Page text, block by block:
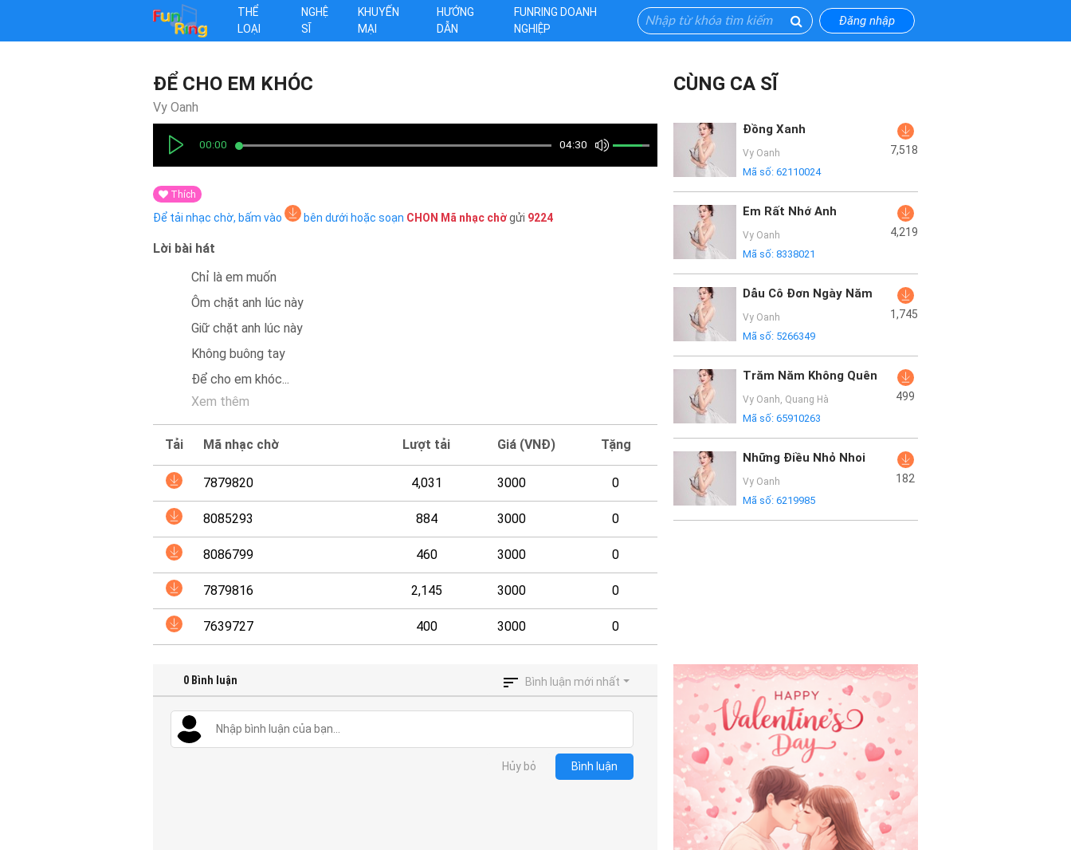
THỂ
LOẠI
NGHỆ
SĨ
KHUYẾN
MẠI
HƯỚNG
DẪN
FUNRING DOANH
NGHIỆP
Đăng nhập
ĐỂ CHO EM KHÓC
Vy Oanh
00:00 04:30
Thích
Để tải nhạc chờ, bấm vào bên dưới hoặc soạn CHON Mã nhạc chờgửi 9224
Lời bài hát
Chỉ là em muốn
Ôm chặt anh lúc này
Giữ chặt anh lúc này
Không buông tay
Để cho em khóc...
Xem thêm
Tải Mã nhạc chờ Lượt tải Giá (VNĐ) Tặng
7879820 4,031 3000 0
8085293 884 3000 0
8086799 460 3000 0
7879816 2,145 3000 0
7639727 400 3000 0
CÙNG CA SĨ
Đồng Xanh
Vy Oanh
Mã số:62110024
7,518
Em Rất Nhớ Anh
Vy Oanh
Mã số:8338021
4,219
Dẫu Cô Đơn Ngày Năm
Vy Oanh
Mã số: 5266349
1,745
Trăm Năm Không Quên
Vy Oanh, Quang Hà
Mã số:65910263
499
Những Điều Nhỏ Nhoi
Vy Oanh
Mã số:6219985
182
0 Bình luận Bình luận mới nhất
Hủy bỏ Bình luận